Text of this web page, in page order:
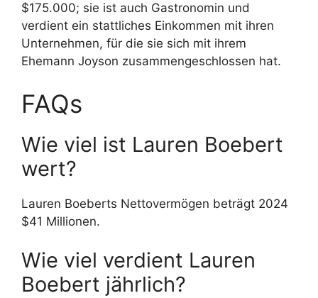
$175.000; sie ist auch Gastronomin und
verdient ein stattliches Einkommen mit ihren
Unternehmen, für die sie sich mit ihrem
Ehemann Joyson zusammengeschlossen hat.
FAQs
Wie viel ist Lauren Boebert
wert?
Lauren Boeberts Nettovermögen beträgt 2024
$41 Millionen.
Wie viel verdient Lauren
Boebert jährlich?